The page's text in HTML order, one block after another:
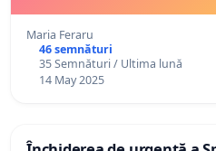
Maria Feraru
46 semnături
35 Semnături / Ultima lună
14 May 2025